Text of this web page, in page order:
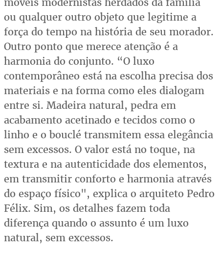
ou qualquer outro objeto que legitime a
força do tempo na história de seu morador.
Outro ponto que merece atenção é a
harmonia do conjunto. “O luxo
contemporâneo está na escolha precisa dos
materiais e na forma como eles dialogam
entre si. Madeira natural, pedra em
acabamento acetinado e tecidos como o
linho e o bouclé transmitem essa elegância
sem excessos. O valor está no toque, na
textura e na autenticidade dos elementos,
em transmitir conforto e harmonia através
do espaço físico", explica o arquiteto Pedro
Félix. Sim, os detalhes fazem toda
diferença quando o assunto é um luxo
natural, sem excessos.